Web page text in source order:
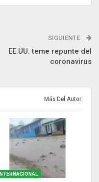
SIGUIENTE
EE.UU. teme repunte del
coronavirus
Más Del Autor
INTERNACIONAL